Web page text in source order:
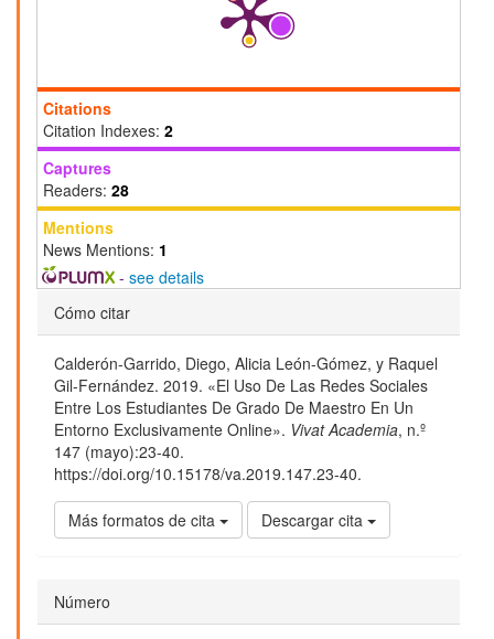
Citations
Citation Indexes: 2
Captures
Readers: 28
Mentions
News Mentions: 1
- see details
Detalles
del
artículo
Cómo citar
Calderón-Garrido, Diego, Alicia León-Gómez, y Raquel
Gil-Fernández. 2019. «El Uso De Las Redes Sociales
Entre Los Estudiantes De Grado De Maestro En Un
Entorno Exclusivamente Online». Vivat Academia, n.º
147 (mayo):23-40.
https://doi.org/10.15178/va.2019.147.23-40.
Más formatos de cita Descargar cita
Número